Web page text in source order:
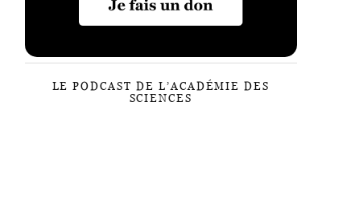
LE PODCAST DE L’ACADÉMIE DES
SCIENCES